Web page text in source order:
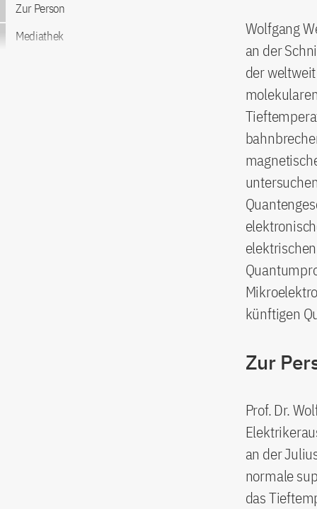
Zur Person
Mediathek
Wolfgang
an der
der
künftigen
Zur
Prof. Dr.
an der
normale
das